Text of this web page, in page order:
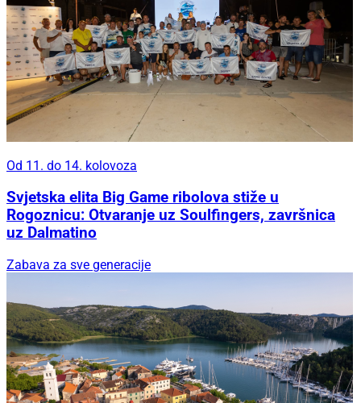
Od 11. do 14. kolovoza
Svjetska elita Big Game ribolova stiže u
Rogoznicu: Otvaranje uz Soulfingers, završnica
uz Dalmatino
Zabava za sve generacije